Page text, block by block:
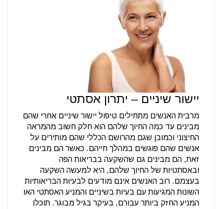
יישור שיניים – יתרון אסתטי
מרבית האנשים מתחילים טיפול יישור שיניים אחרי שהם
מבינים עד כמה החיוך שלהם הוא חלק חשוב מהמראה
החיצוני וכמובן שגם מהרושם הכללי שהם מותירים על
אנשים שהם פוגשים במהלך חייהם. כאשר הם מבינים
זאת, הם מבינים גם שהשקעה בבריאות הפה
ובאסתטיות של החיוך שלהם, היא למעשה השקעה
בעצמם. רוב האנשים אינם מודעים לבעיות הבריאותיות
השונות המגיעות עם בעיות בשיניים והמניע האסתטי האו
המניע החזק ביותר עבורם, בעיקר בגיל מבוגר. תוכלו